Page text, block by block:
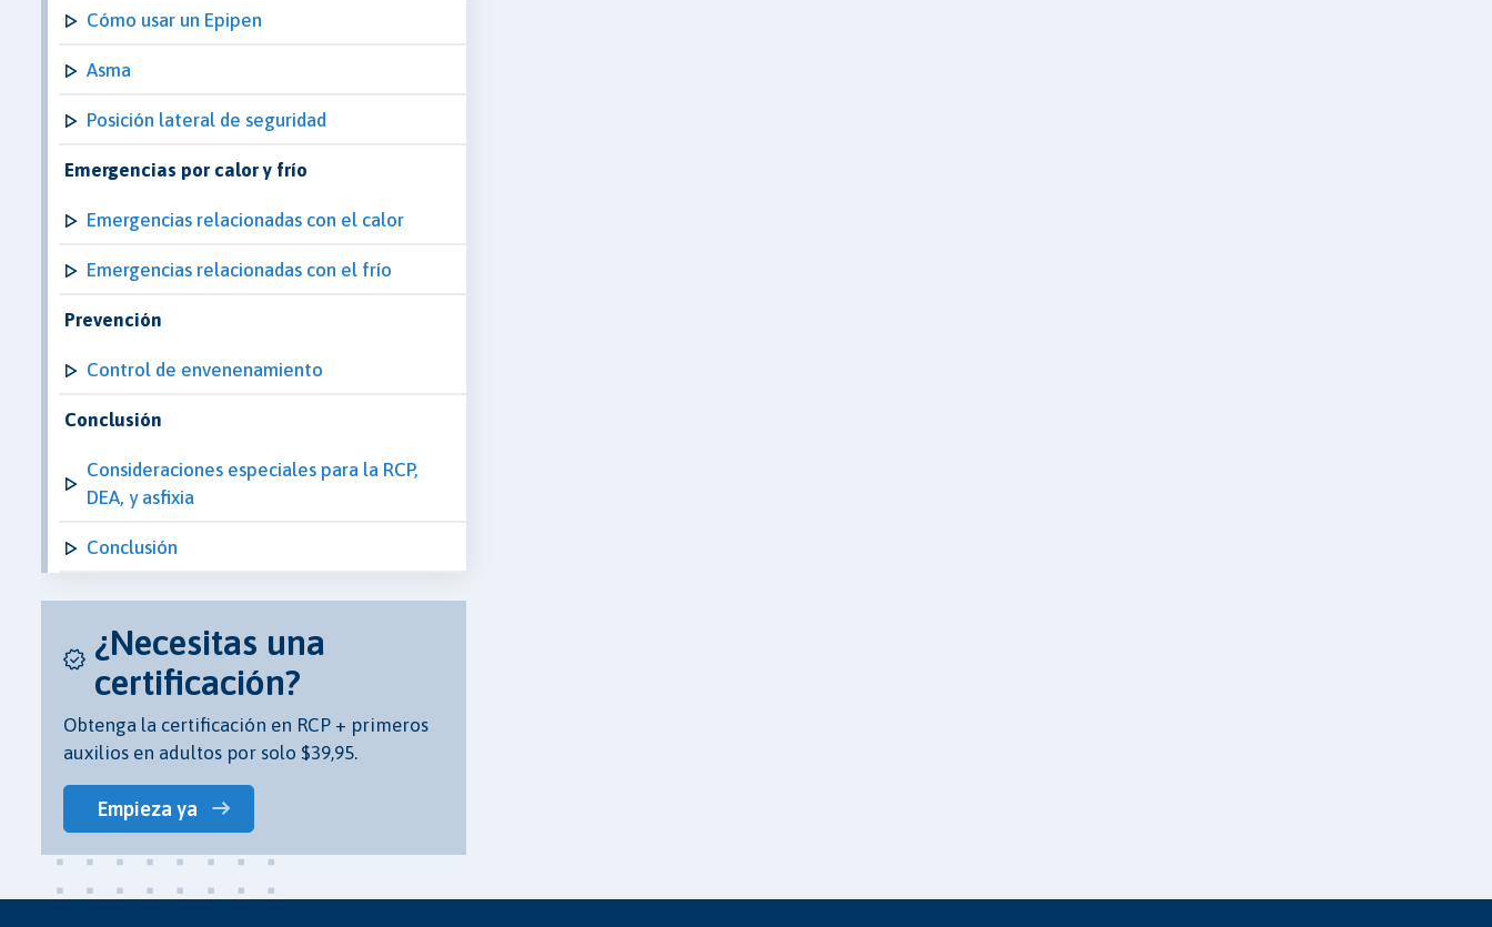
Cómo usar un Epipen
Asma
Posición lateral de seguridad
Emergencias por calor y frío
Emergencias relacionadas con el calor
Emergencias relacionadas con el frío
Prevención
Control de envenenamiento
Conclusión
Consideraciones especiales para la RCP,
DEA, y asfixia
Conclusión
¿Necesitas una
certificación?
Obtenga la certificación en RCP + primeros
auxilios en adultos por solo $39,95.
Empieza ya